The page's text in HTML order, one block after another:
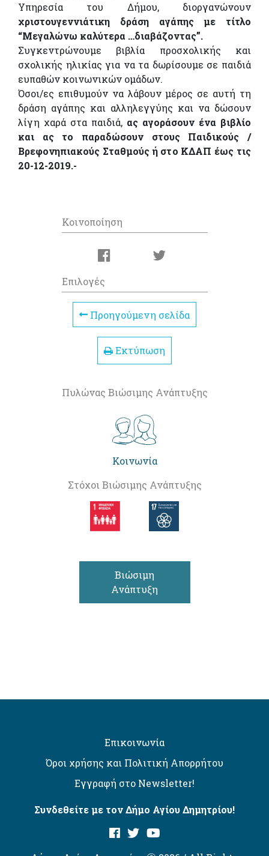
Υπηρεσία του Δήμου, διοργανώνουν
χριστουγεννιάτικη δράση αγάπης με τίτλο
“Μεγαλώνω καλύτερα …διαβάζοντας”.
Συγκεντρώνουμε βιβλία προσχολικής και
σχολικής ηλικίας για να τα δωρίσουμε σε παιδιά
ευπαθών κοινωνικών ομάδων.
Όσοι/ες επιθυμούν να λάβουν μέρος σε αυτή τη
δράση αγάπης και αλληλεγγύης και να δώσουν
λίγη χαρά στα παιδιά, ας αγοράσουν ένα βιβλίο
και ας το παραδώσουν στους Παιδικούς /
Βρεφονηπιακούς Σταθμούς ή στο ΚΔΑΠ έως τις
20-12-2019.-
Κοινοποίηση
Επιλογές
Προηγούμενη σελίδα
Εκτύπωση
Πυλώνας Βιώσιμης Ανάπτυξης
Κοινωνία
Στόχοι Βιώσιμης Ανάπτυξης
Βιώσιμη
Ανάπτυξη
Επικοινωνία
Όροι χρήσης και Πολιτική Απορρήτου
Εγγραφή στο Newsletter!
Συνδεθείτε με τον Δήμο Αγίου Δημητρίου!